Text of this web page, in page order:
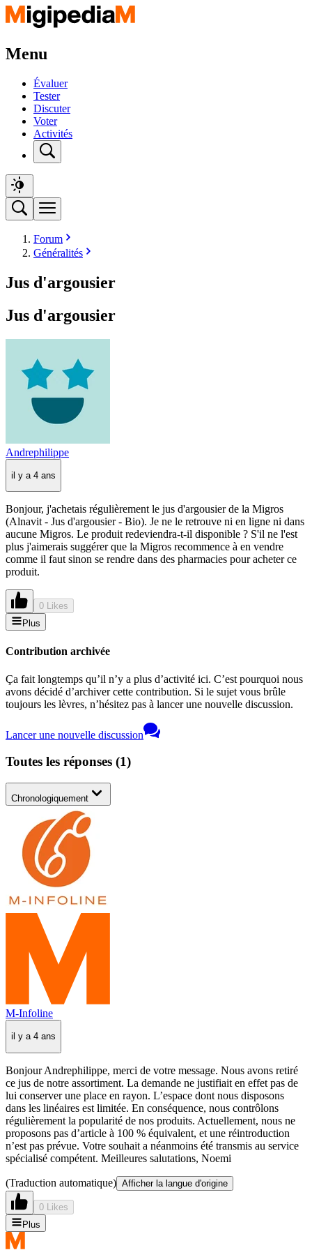
Menu
Évaluer
Tester
Discuter
Voter
Activités
Forum
Généralités
Jus d'argousier
Jus d'argousier
Andrephilippe
il y a 4 ans
Bonjour, j'achetais régulièrement le jus d'argousier de la Migros
(Alnavit - Jus d'argousier - Bio). Je ne le retrouve ni en ligne ni dans
aucune Migros. Le produit redeviendra-t-il disponible ? S'il ne l'est
plus j'aimerais suggérer que la Migros recommence à en vendre
comme il faut sinon se rendre dans des pharmacies pour acheter ce
produit.
0 Likes
Plus
Contribution archivée
Ça fait longtemps qu’il n’y a plus d’activité ici. C’est pourquoi nous
avons décidé d’archiver cette contribution. Si le sujet vous brûle
toujours les lèvres, n’hésitez pas à lancer une nouvelle discussion.
Lancer une nouvelle discussion
Toutes les réponses (1)
Chronologiquement
M-Infoline
il y a 4 ans
Bonjour Andrephilippe, merci de votre message. Nous avons retiré
ce jus de notre assortiment. La demande ne justifiait en effet pas de
lui conserver une place en rayon. L’espace dont nous disposons
dans les linéaires est limitée. En conséquence, nous contrôlons
régulièrement la popularité de nos produits. Actuellement, nous ne
proposons pas d’article à 100 % équivalent, et une réintroduction
n’est pas prévue. Votre souhait a néanmoins été transmis au service
spécialisé compétent. Meilleures salutations, Noemi
(Traduction automatique) Afficher la langue d'origine
0 Likes
Plus